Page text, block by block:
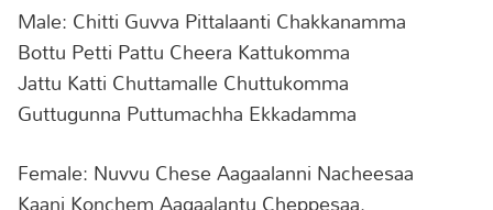
Male: Chitti Guvva Pittalaanti Chakkanamma
Bottu Petti Pattu Cheera Kattukomma
Jattu Katti Chuttamalle Chuttukomma
Guttugunna Puttumachha Ekkadamma
Female: Nuvvu Chese Aagaalanni Nacheesaa